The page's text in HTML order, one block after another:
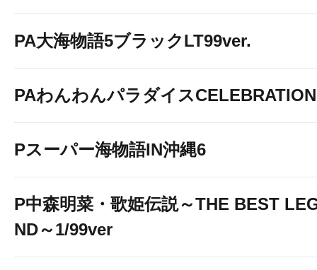
PA大海物語5ブラックLT99ver.
PAわんわんパラダイスCELEBRATION
Pスーパー海物語IN沖縄6
P中森明菜・歌姫伝説～THE BEST
ND～1/99ver